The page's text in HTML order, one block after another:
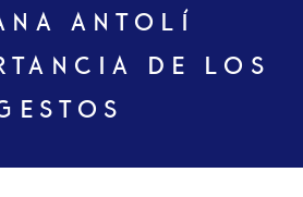
ANTOLÍ
DE LOS